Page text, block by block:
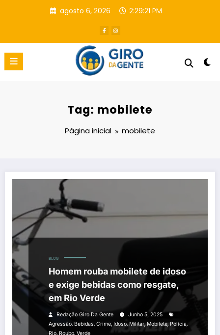
agosto 6, 2026 2:29:21 PM
Tag: mobilete
Página inicial mobilete
BLOG
Homem rouba mobilete de idoso
e exige bebidas como resgate,
em Rio Verde
Redação Giro Da Gente
Junho 5, 2025
Agressão, Bebidas, Crime, Idoso,Militar,Mobilete,Polícia,
Rio, Roubo, Verde